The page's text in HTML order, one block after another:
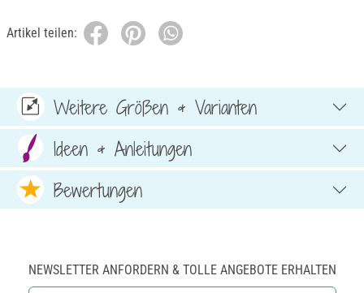
Artikel teilen:
Weitere Größen & Varianten
Ideen & Anleitungen
Bewertungen
NEWSLETTER ANFORDERN & TOLLE ANGEBOTE ERHALTEN